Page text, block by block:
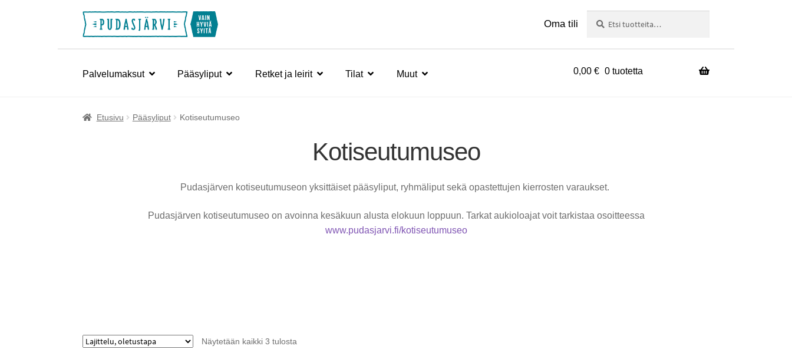
Siirry
Siirry
Oma tili
Palvelumaksut Pääsyliput Retket ja leirit Tilat Muut 0,00 € 0 tuotetta
Etusivu Pääsyliput Kotiseutumuseo
Kotiseutumuseo
Pudasjärven kotiseutumuseon yksittäiset pääsyliput, ryhmäliput sekä opastettujen kierrosten varaukset.
Pudasjärven kotiseutumuseo on avoinna kesäkuun alusta elokuun loppuun. Tarkat aukioloajat voit tarkistaa osoitteessa
www.pudasjarvi.fi/kotiseutumuseo
Näytetään kaikki 3 tulosta